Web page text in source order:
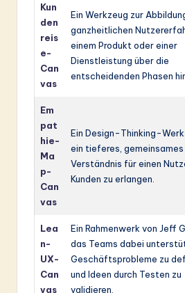
Kun
den
reis
e-
Can
vas
Ein Werkzeug zur
ganzheitlichen
einem Produkt oder einer
Dienstleistung über die
entscheidenden Phasen
Em
pat
hie-
Ma
p-
Can
vas
Ein Design-Thinking-
ein tieferes, gemeinsames
Verständnis für einen
Kunden zu erlangen.
Lea
n-
UX-
Can
vas
Ein Rahmenwerk von Jeff
das Teams dabei
Geschäftsprobleme zu
und Ideen durch Testen zu
validieren.